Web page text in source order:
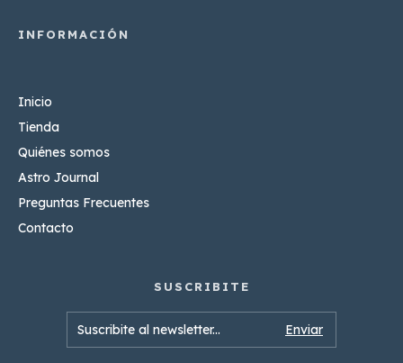
Inicio
Tienda
Quiénes somos
Astro Journal
Preguntas Frecuentes
Contacto